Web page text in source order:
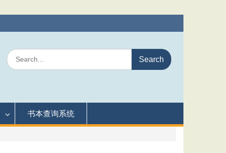
Search
for:
书本查询系统